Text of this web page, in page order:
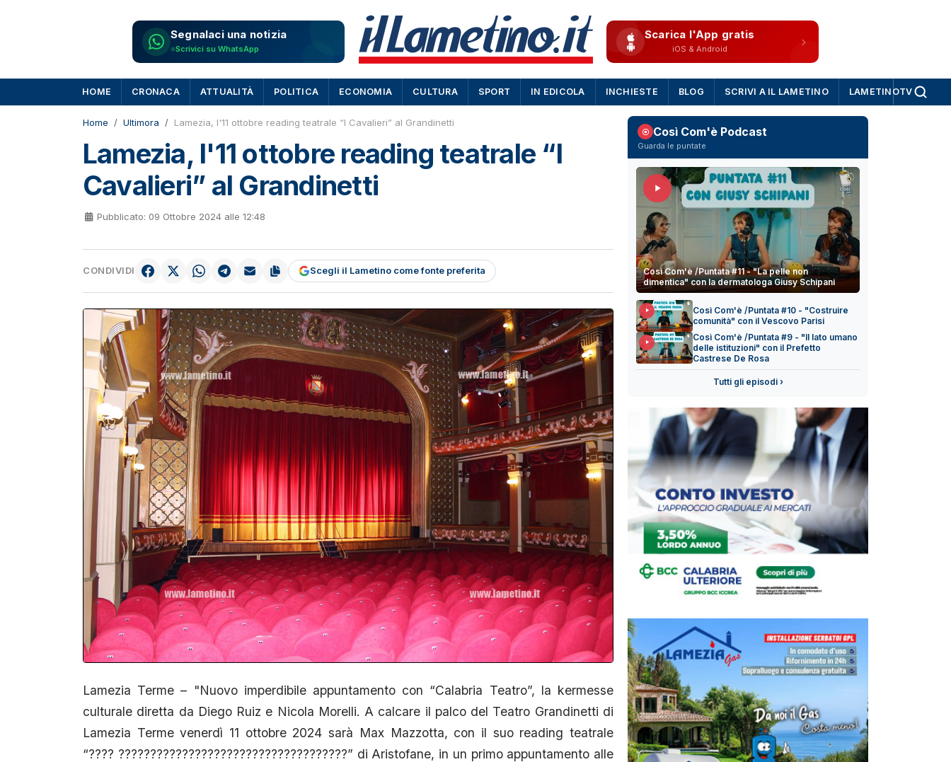
Segnalaci una notizia
Scrivici su WhatsApp
Scarica l'App gratis
iOS & Android
HOME CRONACA ATTUALITÀ POLITICA ECONOMIA CULTURA SPORT IN EDICOLA INCHIESTE BLOG SCRIVI A IL LAMETINO LAMETINOTV
Home Ultimora Lamezia, l'11 ottobre reading teatrale “I Cavalieri” al Grandinetti
Lamezia, l'11 ottobre reading teatrale “I
Cavalieri” al Grandinetti
Pubblicato: 09 Ottobre 2024 alle 12:48
CONDIVIDI Scegli il Lametino come fonte preferita
Lamezia Terme – "Nuovo imperdibile appuntamento con “Calabria Teatro”, la kermesse
culturale diretta da Diego Ruiz e Nicola Morelli. A calcare il palco del Teatro Grandinetti di
Lamezia Terme venerdì 11 ottobre 2024 sarà Max Mazzotta, con il suo reading teatrale
“???? ????????????????????????????????????” di Aristofane, in un primo appuntamento alle
Così Com'è Podcast
Guarda le puntate
Così Com'è /Puntata #11 - "La pelle non
dimentica" con la dermatologa Giusy Schipani
Così Com'è /Puntata #10 - "Costruire
comunità" con il Vescovo Parisi
Così Com'è /Puntata #9 - "Il lato umano
delle istituzioni" con il Prefetto
Castrese De Rosa
Tutti gli episodi ›